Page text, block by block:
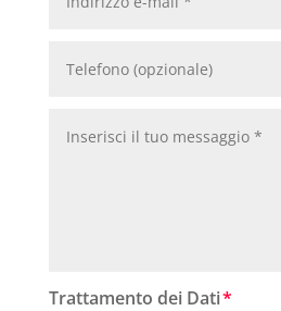
Trattamento dei Dati